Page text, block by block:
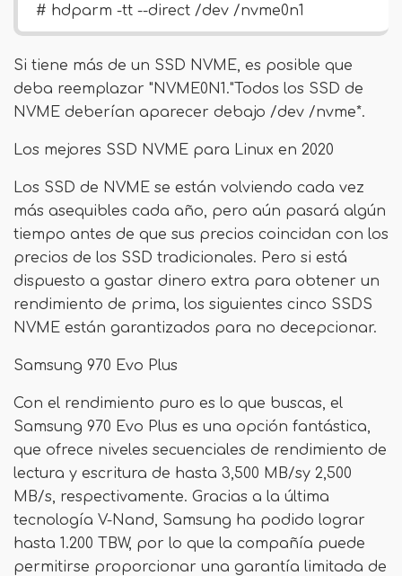
# hdparm -tt --direct /dev /nvme0n1
Si tiene más de un SSD NVME, es posible que
deba reemplazar "NVME0N1."Todos los SSD de
NVME deberían aparecer debajo /dev /nvme*.
Los mejores SSD NVME para Linux en 2020
Los SSD de NVME se están volviendo cada vez
más asequibles cada año, pero aún pasará algún
tiempo antes de que sus precios coincidan con los
precios de los SSD tradicionales. Pero si está
dispuesto a gastar dinero extra para obtener un
rendimiento de prima, los siguientes cinco SSDS
NVME están garantizados para no decepcionar.
Samsung 970 Evo Plus
Con el rendimiento puro es lo que buscas, el
Samsung 970 Evo Plus es una opción fantástica,
que ofrece niveles secuenciales de rendimiento de
lectura y escritura de hasta 3,500 MB/sy 2,500
MB/s, respectivamente. Gracias a la última
tecnología V-Nand, Samsung ha podido lograr
hasta 1.200 TBW, por lo que la compañía puede
permitirse proporcionar una garantía limitada de